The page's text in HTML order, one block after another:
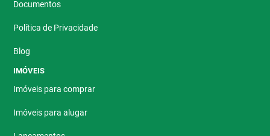
Documentos
Política de Privacidade
Blog
IMÓVEIS
Imóveis para comprar
Imóveis para alugar